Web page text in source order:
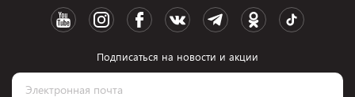
Подписаться на новости и акции